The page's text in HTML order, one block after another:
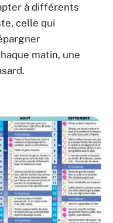
à différents
celle qui
matin, une